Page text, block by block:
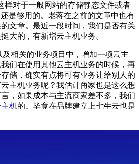
样对于一般网站的存储静态文件或者
是够用的。老蒋在之前的文章中也有
文章。最近一段时间，我们是否有关
大的，有新增云主机业务。
及相关的业务项目中，增加一项云主
们在使用其他云主机业务的时候，再
储，确实有点将可有业务让给别人的
主机业务呢？我估计商家也是这么想
，如果成本与主流商家差不多，我们
机的。毕竟在品牌建立上七牛云也是